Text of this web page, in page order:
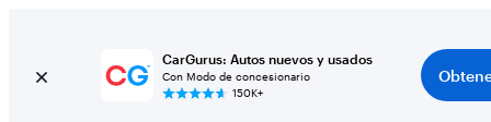
CarGurus: Autos nuevos y usados
Con Modo de concesionario
150K+